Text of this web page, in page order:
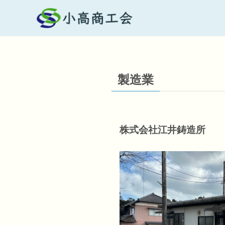
製造業
株式会社江井鋳造所